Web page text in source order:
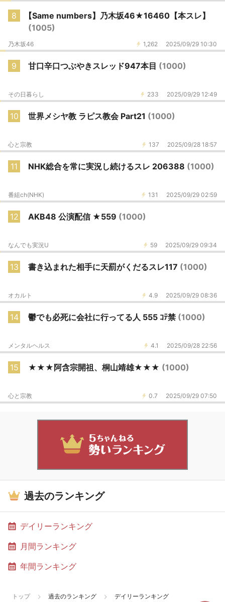
8
【Same numbers】乃木坂46★16460【本スレ】
(1005)
1,262 2025/09/29 10:30
乃木坂46
9 甘口辛口つぶやきスレッド947本目 (1000)
233 2025/09/29 12:49
その日暮らし
10 世界メシヤ教 ラピス教会 Part21 (1000)
137 2025/09/28 18:57
心と宗教
11 NHK総合を常に実況し続けるスレ 206388 (1000)
131 2025/09/29 02:59
番組ch(NHK)
12 AKB48 公演配信 ★559 (1000)
59 2025/09/29 09:34
なんでも実況U
13 書き込まれた相手に天罰がくだるスレ117 (1000)
4.9 2025/09/29 08:36
オカルト
14 鬱でも必死に会社に行ってる人 555 ｺﾃ禁 (1000)
4.1 2025/09/28 22:56
メンタルヘルス
15 ★★★阿含宗開祖、桐山靖雄★★★ (1000)
0.7 2025/09/29 07:50
心と宗教
過去のランキング
デイリーランキング
月間ランキング
年間ランキング
トップ 過去のランキング デイリーランキング